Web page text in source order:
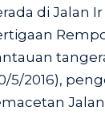
di Jalan
5/2016),